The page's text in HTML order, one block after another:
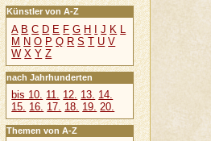
Künstler von A-Z
A B C D E F G H J K L
M N O P Q R S T U V
W X Y Z
nach Jahrhunderten
bis 10. 11. 12. 13. 14.
15. 16. 17. 18. 19. 20.
Themen von A-Z